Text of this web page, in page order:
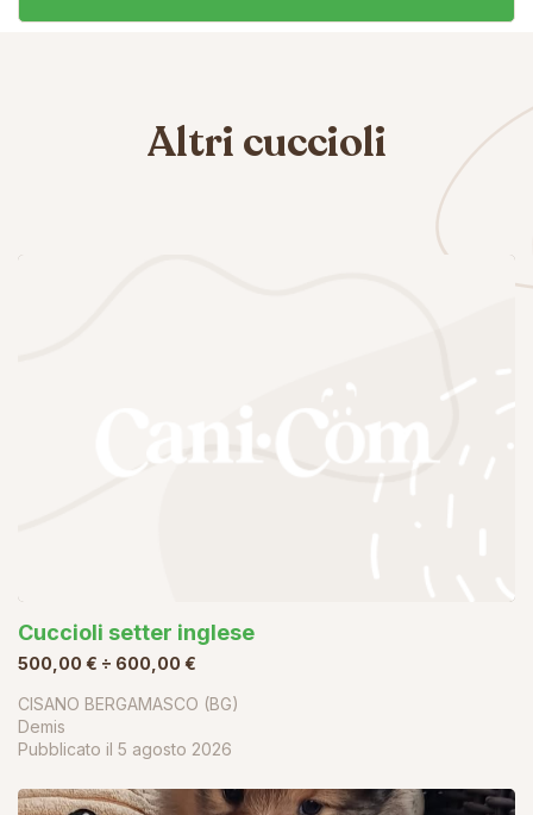
Altri cuccioli
Cuccioli setter inglese
500,00 € ÷ 600,00 €
CISANO BERGAMASCO (BG)
Demis
Pubblicato il 5 agosto 2026